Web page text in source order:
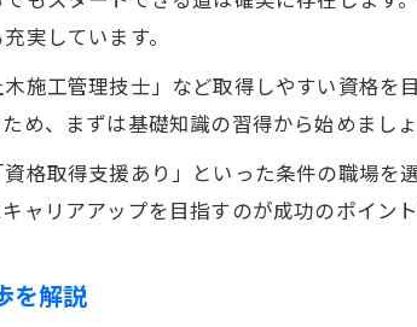
独学で土木資格に合格す
実務経験なしで土木を学ぶ最短
実務未経験から土木資格
通信講座やオンライン教
土木試験に役立つ公式テ
実しています。
施工管理技士」など取得しやすい資格
め、まずは基礎知識の習得から始めましょ
格取得支援あり」といった条件の職場
ャリアアップを目指すのが成功のポイント
を解説